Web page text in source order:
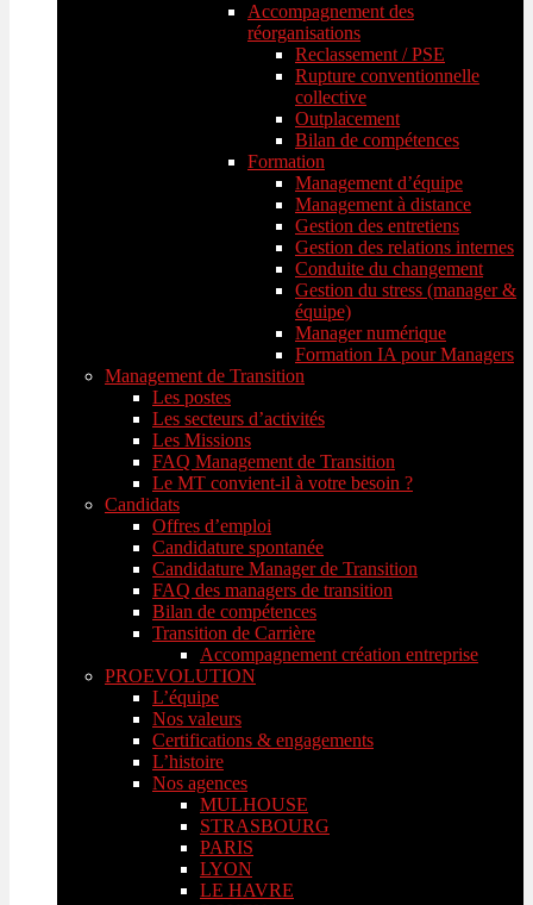
Accompagnement des
réorganisations
Reclassement / PSE
Rupture conventionnelle
collective
Outplacement
Bilan de compétences
Formation
Management d’équipe
Management à distance
Gestion des entretiens
Gestion des relations internes
Conduite du changement
Gestion du stress (manager &
équipe)
Manager numérique
Formation IA pour Managers
Management de Transition
Les postes
Les secteurs d’activités
Les Missions
FAQ Management de Transition
Le MT convient-il à votre besoin ?
Candidats
Offres d’emploi
Candidature spontanée
Candidature Manager de Transition
FAQ des managers de transition
Bilan de compétences
Transition de Carrière
Accompagnement création entreprise
PROEVOLUTION
L’équipe
Nos valeurs
Certifications & engagements
L’histoire
Nos agences
MULHOUSE
STRASBOURG
PARIS
LYON
LE HAVRE